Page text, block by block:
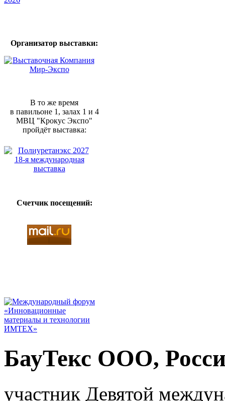
Организатор выставки:
В то же время
в павильоне 1, залах 1 и 4
МВЦ "Крокус Экспо"
пройдёт выставка:
Счетчик посещений:
БауТекс ООО,
участник Девятой